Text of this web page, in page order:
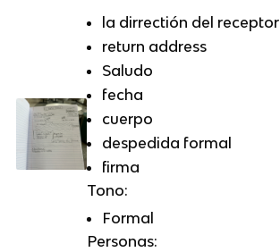
la dirrectión del receptor
return address
Saludo
fecha
cuerpo
despedida formal
firma
Tono:
Formal
Personas: